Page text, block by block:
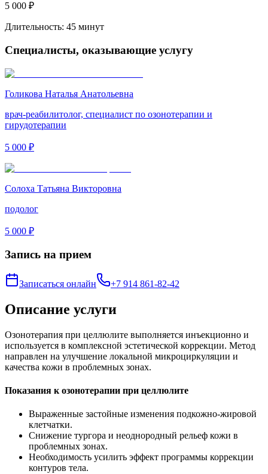
5 000 ₽
Длительность: 45 минут
Специалисты, оказывающие услугу
Голикова Наталья Анатольевна
врач-реабилитолог, специалист по озонотерапии и
гирудотерапии
5 000 ₽
Солоха Татьяна Викторовна
подолог
5 000 ₽
Запись на прием
Записаться онлайн +7 914 861-82-42
Описание услуги
Озонотерапия при целлюлите выполняется инъекционно и
используется в комплексной эстетической коррекции. Метод
направлен на улучшение локальной микроциркуляции и
качества кожи в проблемных зонах.
Показания к озонотерапии при целлюлите
Выраженные застойные изменения подкожно-жировой
клетчатки.
Снижение тургора и неоднородный рельеф кожи в
проблемных зонах.
Необходимость усилить эффект программы коррекции
контуров тела.